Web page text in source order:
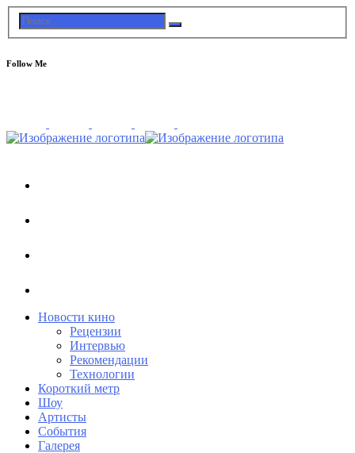
Follow Me
Новости кино
Рецензии
Интервью
Рекомендации
Технологии
Короткий метр
Шоу
Артисты
События
Галерея